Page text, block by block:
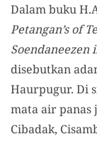
Dalam buku
Petangan’s of
Soendaneezen
disebutkan
Haurpugur. Di
mata air panas
Cibadak,